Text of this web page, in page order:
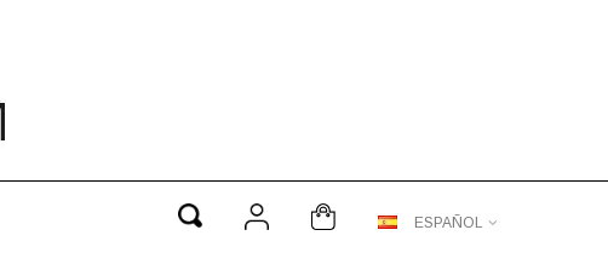
ESPAÑOL